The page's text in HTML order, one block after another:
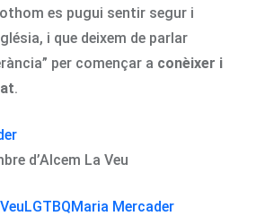
es pugui sentir segur i
i que deixem de parlar
per començar a conèixer i
.
d’Alcem La Veu
LGTBQMaria Mercader